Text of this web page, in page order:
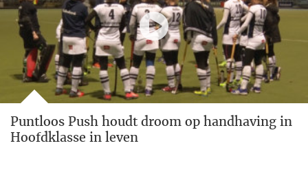
Puntloos Push houdt droom op handhaving in
Hoofdklasse in leven